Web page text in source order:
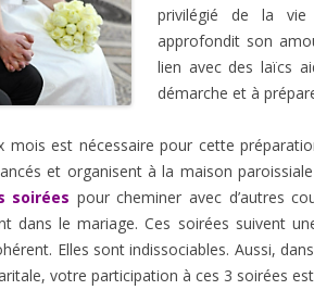
privilégié de la vie
approfondit son
lien avec des laïcs
démarche et à
mois est nécessaire pour cette
et organisent à la maison
soirées pour cheminer avec d’autres
dans le mariage. Ces soirées suivent
Elles sont indissociables. Aussi,
votre participation à ces 3 soirées